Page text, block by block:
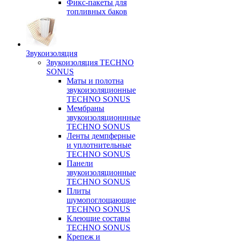
Фикс-пакеты для
топливных баков
Звукоизоляция
Звукоизоляция TECHNO
SONUS
Маты и полотна
звукоизоляционные
TECHNO SONUS
Мембраны
звукоизоляционнные
TECHNO SONUS
Ленты демпферные
и уплотнительные
TECHNO SONUS
Панели
звукоизоляционные
TECHNO SONUS
Плиты
шумопоглощающие
TECHNO SONUS
Клеющие составы
TECHNO SONUS
Крепеж и